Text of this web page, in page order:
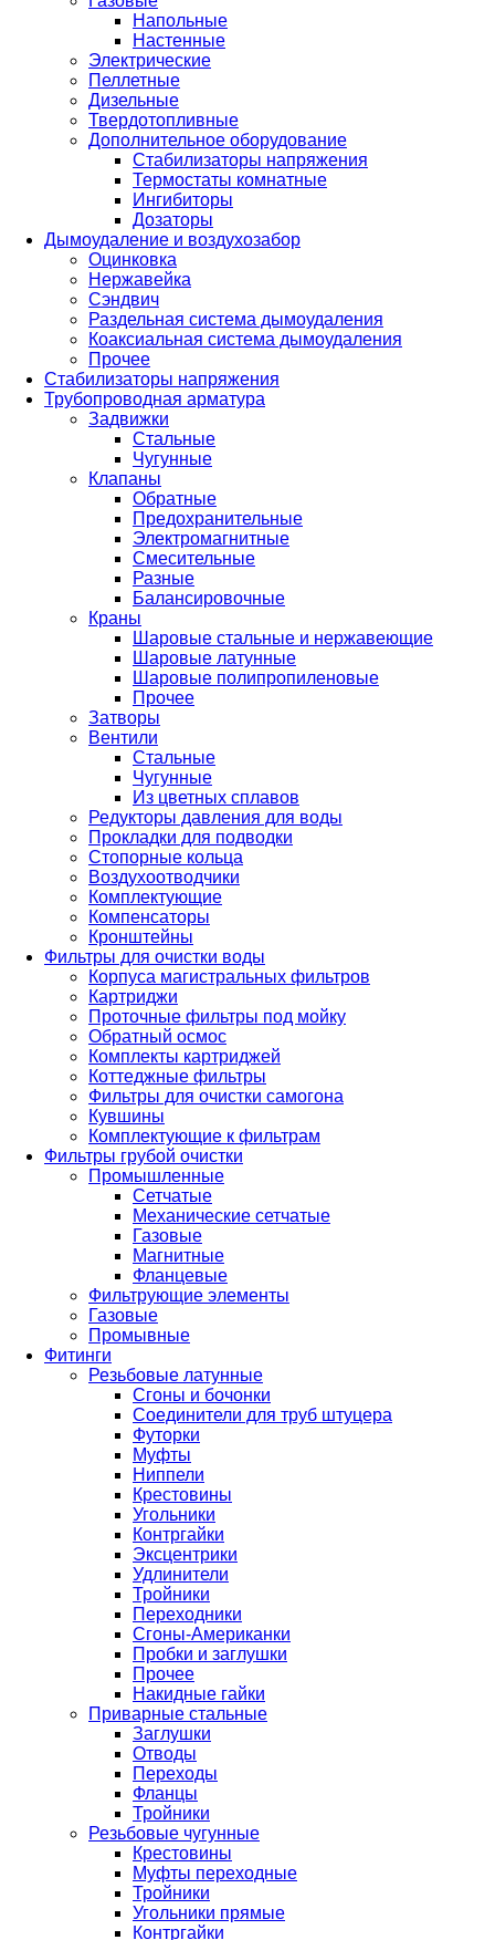
Напольные
Настенные
Электрические
Пеллетные
Дизельные
Твердотопливные
Дополнительное оборудование
Стабилизаторы напряжения
Термостаты комнатные
Ингибиторы
Дозаторы
Дымоудаление и воздухозабор
Оцинковка
Нержавейка
Сэндвич
Раздельная система дымоудаления
Коаксиальная система дымоудаления
Прочее
Стабилизаторы напряжения
Трубопроводная арматура
Задвижки
Стальные
Чугунные
Клапаны
Обратные
Предохранительные
Электромагнитные
Смесительные
Разные
Балансировочные
Краны
Шаровые стальные и нержавеющие
Шаровые латунные
Шаровые полипропиленовые
Прочее
Затворы
Вентили
Стальные
Чугунные
Из цветных сплавов
Редукторы давления для воды
Прокладки для подводки
Стопорные кольца
Воздухоотводчики
Комплектующие
Компенсаторы
Кронштейны
Фильтры для очистки воды
Корпуса магистральных фильтров
Картриджи
Проточные фильтры под мойку
Обратный осмос
Комплекты картриджей
Коттеджные фильтры
Фильтры для очистки самогона
Кувшины
Комплектующие к фильтрам
Фильтры грубой очистки
Промышленные
Сетчатые
Механические сетчатые
Газовые
Магнитные
Фланцевые
Фильтрующие элементы
Газовые
Промывные
Фитинги
Резьбовые латунные
Сгоны и бочонки
Соединители для труб штуцера
Футорки
Муфты
Ниппели
Крестовины
Угольники
Контргайки
Эксцентрики
Удлинители
Тройники
Переходники
Сгоны-Американки
Пробки и заглушки
Прочее
Накидные гайки
Приварные стальные
Заглушки
Отводы
Переходы
Фланцы
Тройники
Резьбовые чугунные
Крестовины
Муфты переходные
Тройники
Угольники прямые
Контргайки